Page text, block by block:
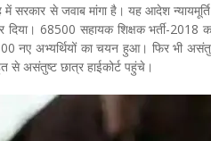
सरकार से जवाब मांगा है। यह आदेश
68500 सहायक शिक्षक भर्ती-2018
नए अभ्यर्थियों का चयन हुआ। फिर भी
असंतुष्ट छात्र हाईकोर्ट पहुंचे।